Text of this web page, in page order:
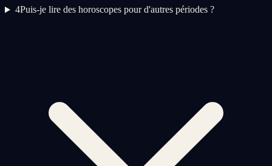
4Puis-je lire des horoscopes pour d'autres périodes ?